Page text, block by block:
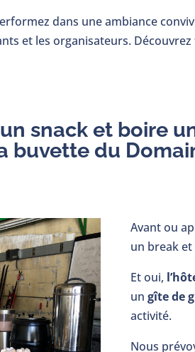
dans une ambiance
et les organisateurs.
snack et boire
buvette du
Avant ou
un break
Et oui,
ungîte de
activité.
Nous